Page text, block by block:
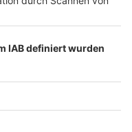
Impressum